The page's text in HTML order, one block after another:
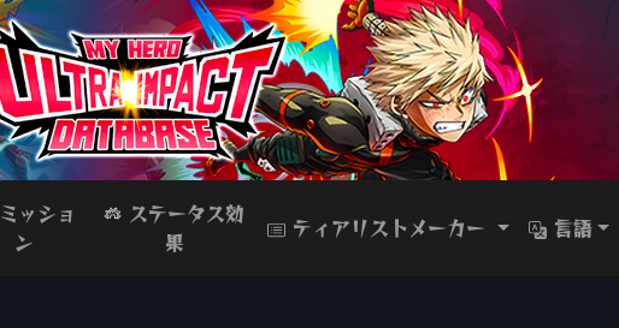
ッショ
ン
ステータス効
果
ティアリストメーカー 言語